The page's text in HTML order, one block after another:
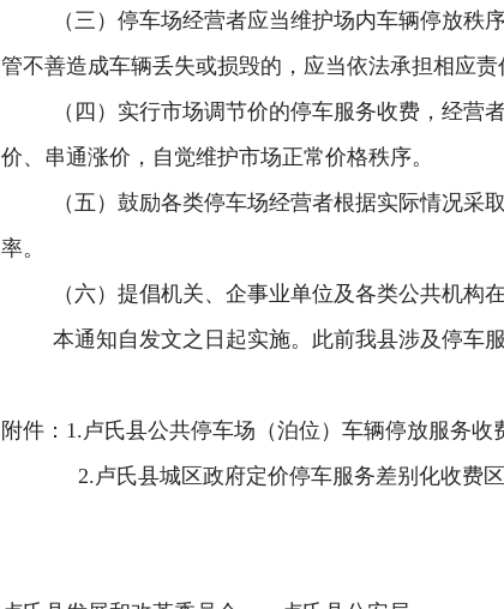
（三） 停车场经营者应当维护场内车辆停放秩
管不善造成车辆丢失或损毁的，应当依法承担相应责
（四） 实行市场调节价的停车服务收费，经营
价、串通涨价，自觉维护市场正常价格秩序。
（五） 鼓励各类停车场经营者根据实际情况采
率。
（六）提倡机关、企事业单位及各类公共机构
本通知自发文之日 起实施。 此前我县涉及停车
附件： 1.卢氏县公共停车场 （泊位 ） 车辆停放服务收
2.卢氏县城区政府定价停车服务差别化收费